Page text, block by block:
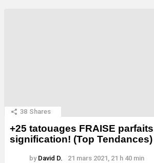
38 Shares
+25 tatouages ​​FRAISE
signification! (Top Tendances)
by David D. 21 mars 2021, 21 h 40 min